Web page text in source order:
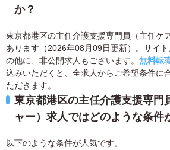
か？
東京都港区の主任介護支援専門員（主任ケ
あります（2026年08月09日更新）。サイ
の他に、非公開求人もございます。 無料転
込みいただくと、全求人からご希望条件に
ただきます。
東京都港区の主任介護支援専門
ャー）求人ではどのような条件
以下のような条件が人気です。